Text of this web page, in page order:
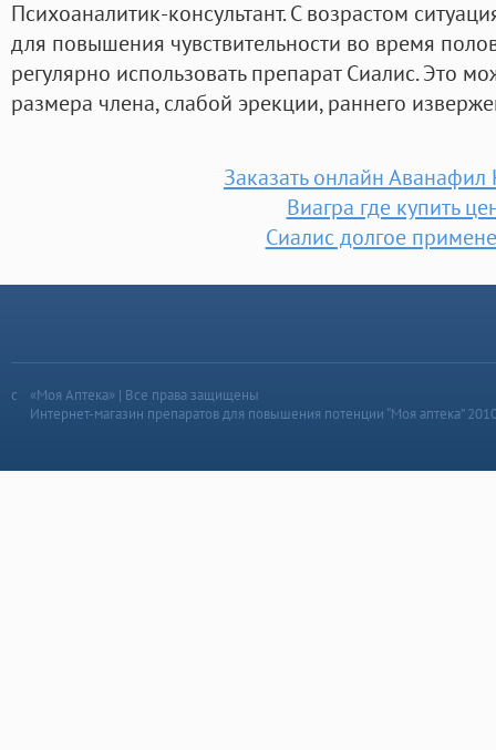
Психоаналитик-консультант. С возрастом
для повышения чувствительности во время
регулярно использовать препарат Сиалис. Это
размера члена, слабой эрекции, раннего
Заказать онлайн Аванафил
Виагра где купить
Сиалис долгое
«Моя Аптека» | Все права защищены
Интернет-магазин препаратов для повышения потенции “Моя аптека”